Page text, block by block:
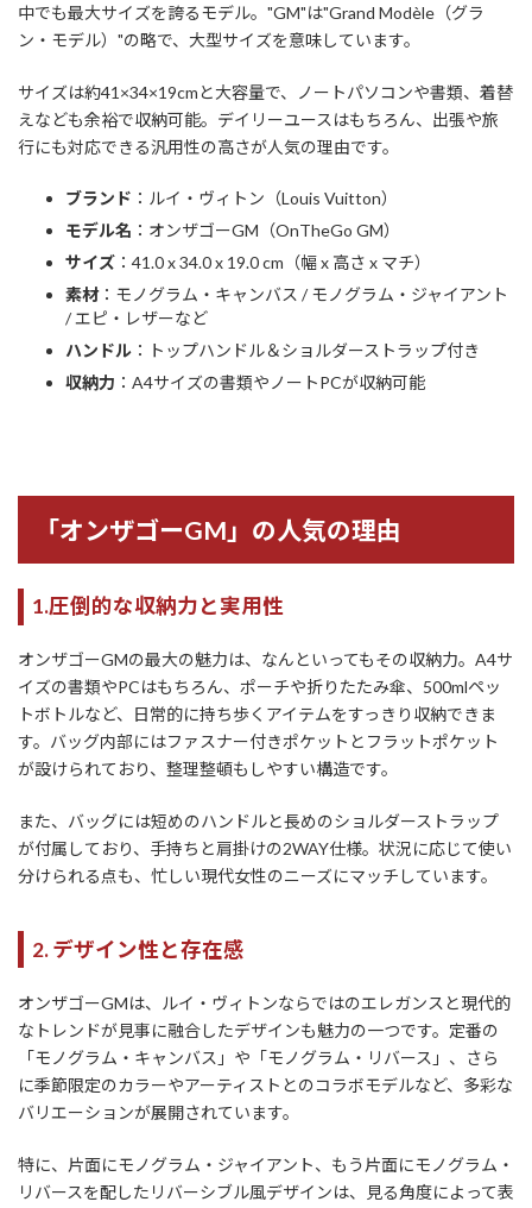
中でも最大サイズを誇るモデル。"GM"は"Grand Modèle（グラ
ン・モデル）"の略で、大型サイズを意味しています。
サイズは約41×34×19cmと大容量で、ノートパソコンや書類、着替
えなども余裕で収納可能。デイリーユースはもちろん、出張や旅
行にも対応できる汎用性の高さが人気の理由です。
ブランド ：ルイ・ヴィトン（Louis Vuitton）
モデル名 ：オンザゴーGM（OnTheGo GM）
サイズ ：41.0 x 34.0 x 19.0 cm（幅 x 高さ x マチ）
素材：モノグラム・キャンバス / モノグラム・ジャイアント
/ エピ・レザーなど
ハンドル ：トップハンドル＆ショルダーストラップ付き
収納力 ：A4サイズの書類やノートPCが収納可能
「オンザゴーGM」の人気の理由
1.圧倒的な収納力と実用性
オンザゴーGMの最大の魅力は、なんといってもその収納力。A4サ
イズの書類やPCはもちろん、ポーチや折りたたみ傘、500mlペッ
トボトルなど、日常的に持ち歩くアイテムをすっきり収納できま
す。バッグ内部にはファスナー付きポケットとフラットポケット
が設けられており、整理整頓もしやすい構造です。
また、バッグには短めのハンドルと長めのショルダーストラップ
が付属しており、手持ちと肩掛けの2WAY仕様。状況に応じて使い
分けられる点も、忙しい現代女性のニーズにマッチしています。
2. デザイン性と存在感
オンザゴーGMは、ルイ・ヴィトンならではのエレガンスと現代的
なトレンドが見事に融合したデザインも魅力の一つです。定番の
「モノグラム・キャンバス」や「モノグラム・リバース」、さら
に季節限定のカラーやアーティストとのコラボモデルなど、多彩な
バリエーションが展開されています。
特に、片面にモノグラム・ジャイアント、もう片面にモノグラム・
リバースを配したリバーシブル風デザインは、見る角度によって表